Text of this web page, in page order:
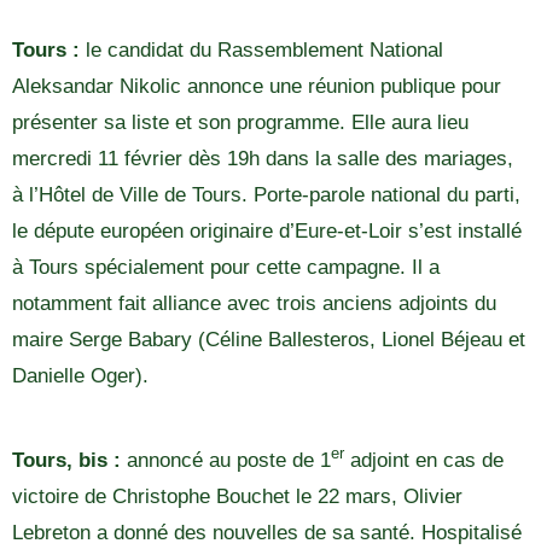
Tours : le candidat du Rassemblement National
Aleksandar Nikolic annonce une réunion publique pour
présenter sa liste et son programme. Elle aura lieu
mercredi 11 février dès 19h dans la salle des mariages,
à l’Hôtel de Ville de Tours. Porte-parole national du parti,
le députe européen originaire d’Eure-et-Loir s’est installé
à Tours spécialement pour cette campagne. Il a
notamment fait alliance avec trois anciens adjoints du
maire Serge Babary (Céline Ballesteros, Lionel Béjeau et
Danielle Oger).
Tours, bis : annoncé au poste de 1er adjoint en cas de
victoire de Christophe Bouchet le 22 mars, Olivier
Lebreton a donné des nouvelles de sa santé. Hospitalisé